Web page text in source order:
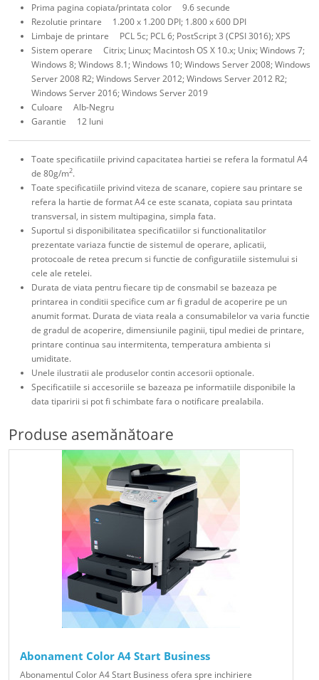
Prima pagina copiata/printata color 9.6 secunde
Rezolutie printare 1.200 x 1.200 DPI; 1.800 x 600 DPI
Limbaje de printare PCL 5c; PCL 6; PostScript 3 (CPSI 3016); XPS
Sistem operare Citrix; Linux; Macintosh OS X 10.x; Unix; Windows 7;
Windows 8; Windows 8.1; Windows 10; Windows Server 2008; Windows
Server 2008 R2; Windows Server 2012; Windows Server 2012 R2;
Windows Server 2016; Windows Server 2019
Culoare Alb-Negru
Garantie 12 luni
Toate specificatiile privind capacitatea hartiei se refera la formatul A4
de 80g/m2.
Toate specificatiile privind viteza de scanare, copiere sau printare se
refera la hartie de format A4 ce este scanata, copiata sau printata
transversal, in sistem multipagina, simpla fata.
Suportul si disponibilitatea specificatiilor si functionalitatilor
prezentate variaza functie de sistemul de operare, aplicatii,
protocoale de retea precum si functie de configuratiile sistemului si
cele ale retelei.
Durata de viata pentru fiecare tip de consmabil se bazeaza pe
printarea in conditii specifice cum ar fi gradul de acoperire pe un
anumit format. Durata de viata reala a consumabilelor va varia functie
de gradul de acoperire, dimensiunile paginii, tipul mediei de printare,
printare continua sau intermitenta, temperatura ambienta si
umiditate.
Unele ilustratii ale produselor contin accesorii optionale.
Specificatiile si accesoriile se bazeaza pe informatiile disponibile la
data tiparirii si pot fi schimbate fara o notificare prealabila.
Produse asemănătoare
Abonament Color A4 Start Business
Abonamentul Color A4 Start Business ofera spre inchiriere